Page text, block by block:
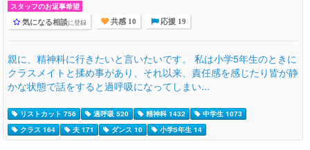
スタッフのお返事希望
気になる相談に登録 共感 10 応援 19
親に、精神科に行きたいと言いたいです。 私は小学5年生のときに
クラスメイトと揉め事があり、それ以来、責任感を感じたり皆が静
かな状態で話をすると過呼吸になってしまい...
リストカット 756 過呼吸 520 精神科 1432
中学生 1073
クラス 164
夫 171 ダンス 10 小学5年生 14